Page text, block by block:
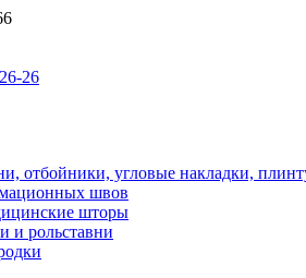
26
отбойники, угловые накладки,
швов
шторы
и рольставни